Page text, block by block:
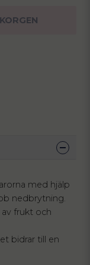
med hjälp
nedbrytning.
frukt och
bidrar till en